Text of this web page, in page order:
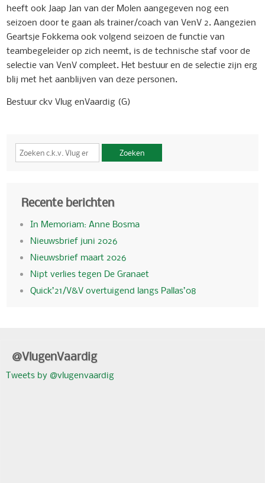
heeft ook Jaap Jan van der Molen aangegeven nog een
seizoen door te gaan als trainer/coach van VenV 2. Aangezien
Geartsje Fokkema ook volgend seizoen de functie van
teambegeleider op zich neemt, is de technische staf voor de
selectie van VenV compleet. Het bestuur en de selectie zijn erg
blij met het aanblijven van deze personen.
Bestuur ckv Vlug enVaardig (G)
Zoeken
Recente berichten
In Memoriam: Anne Bosma
Nieuwsbrief juni 2026
Nieuwsbrief maart 2026
Nipt verlies tegen De Granaet
Quick’21/V&V overtuigend langs Pallas’08
@VlugenVaardig
Tweets by @vlugenvaardig